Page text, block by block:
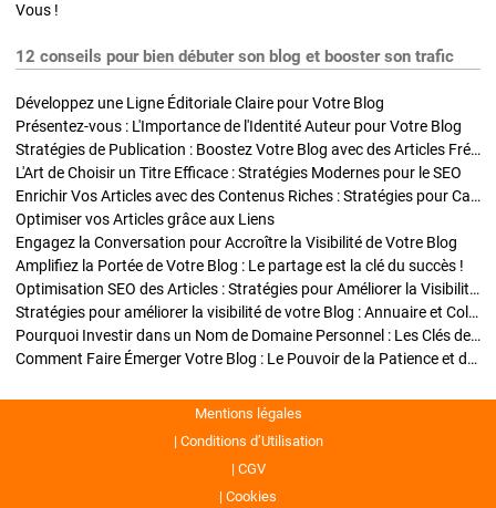
Vous !
12 conseils pour bien débuter son blog et booster son trafic
Développez une Ligne Éditoriale Claire pour Votre Blog
Présentez-vous : L'Importance de l'Identité Auteur pour Votre Blog
Stratégies de Publication : Boostez Votre Blog avec des Articles Fréquents et Exclusifs
L'Art de Choisir un Titre Efficace : Stratégies Modernes pour le SEO
Enrichir Vos Articles avec des Contenus Riches : Stratégies pour Captiver et Optimiser
Optimiser vos Articles grâce aux Liens
Engagez la Conversation pour Accroître la Visibilité de Votre Blog
Amplifiez la Portée de Votre Blog : Le partage est la clé du succès !
Optimisation SEO des Articles : Stratégies pour Améliorer la Visibilité de Votre Blog
Stratégies pour améliorer la visibilité de votre Blog : Annuaire et Collaborations
Pourquoi Investir dans un Nom de Domaine Personnel : Les Clés de la Réussite de Votre Blog
Comment Faire Émerger Votre Blog : Le Pouvoir de la Patience et de la Persévérance
Mentions légales
Conditions d’Utilisation
CGV
Cookies